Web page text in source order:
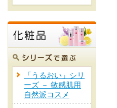
「うるおい」シリ
ーズ － 敏感肌用
自然派コスメ